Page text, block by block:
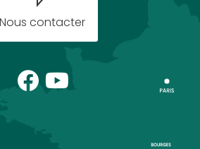
Nous contacter